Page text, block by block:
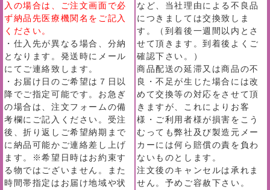
入の場合は、ご注文画面で必
ず納品先医療機関名をご記入
ください。
・仕入先が異なる場合、分納
となります。発送時にメール
にてご連絡致します。
・お届け日のご希望は７日以
降でご指定可能です。お急ぎ
の場合は、注文フォームの備
考欄にご記入ください。受注
後、折り返しご希望納期まで
に納品可能かご連絡差し上げ
ます。※希望日時はお約束す
る物ではございません。また
時間帯指定はお届け地域や状
など、当社理由による不良品
につきましては交換致しま
す。（到着後一週間以内とさ
せて頂きます。到着後よくご
確認下さい。）
商品配送の延滞又は商品の不
良・不足が生じた場合には改
めて交換等の対応をさせて頂
きますが、これによりお客
様・ご利用者様が損害をこう
むっても弊社及び製造元メー
カーには何ら賠償の責を負わ
ないものとします。
注文後のキャンセルは承れま
せん。予めご容赦下さい。